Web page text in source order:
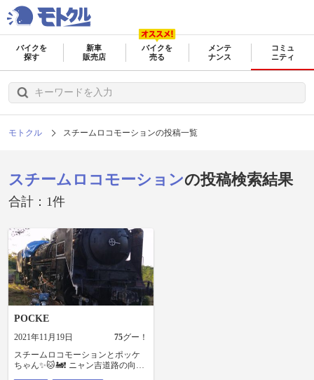
バイクを
探す
新車
販売店
バイクを
売る
メンテ
ナンス
コミュ
ニティ
モトクル スチームロコモーションの投稿一覧
スチームロコモーションの投稿検索結果
合計：1件
POCKE
2021年11月19日 75グー！
スチームロコモーションとポッケ
ちゃん✨🐱🚂❗ ニャン吉道路の向こ